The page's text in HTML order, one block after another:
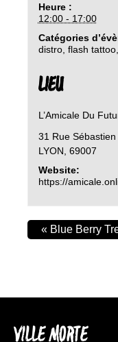
Heure :
12:00 - 17:00
Catégories
distro, flash tattoo,
LIEU
L’Amicale Du
31 Rue
LYON 69007
Website:
https://
« Blue Berry
VILLE MORTE